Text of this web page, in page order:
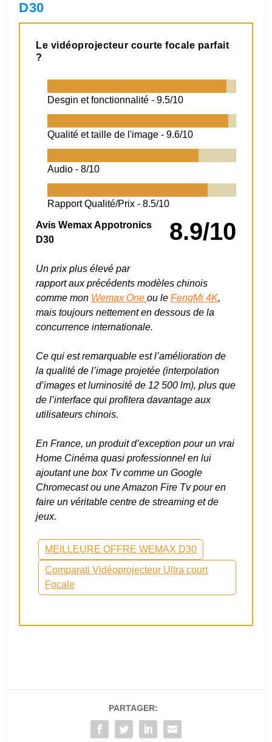
D30
Le vidéoprojecteur courte focale parfait
?
Desgin et fonctionnalité -9.5/10
Qualité et taille de l'image -9.6/10
Audio -8/10
Rapport Qualité/Prix -8.5/10
8.9/10
Avis Wemax Appotronics
D30
Un prix plus élevé par
rapport aux précédents modèles chinois
comme mon Wemax Oneou leFengMi 4K,
mais toujours nettement en dessous de la
concurrence internationale.
Ce qui est remarquable est l’amélioration de
la qualité de l’image projetée (interpolation
d’images et luminosité de 12 500 lm), plus que
de l’interface qui profitera davantage aux
utilisateurs chinois.
En France, un produit d’exception pour un vrai
Home Cinéma quasi professionnel en lui
ajoutant une box Tv comme un Google
Chromecast ou une Amazon Fire Tv pour en
faire un véritable centre de streaming et de
jeux.
MEILLEURE OFFRE WEMAX D30
Comparati Vidéoprojecteur Ultra court
Focale
PARTAGER: